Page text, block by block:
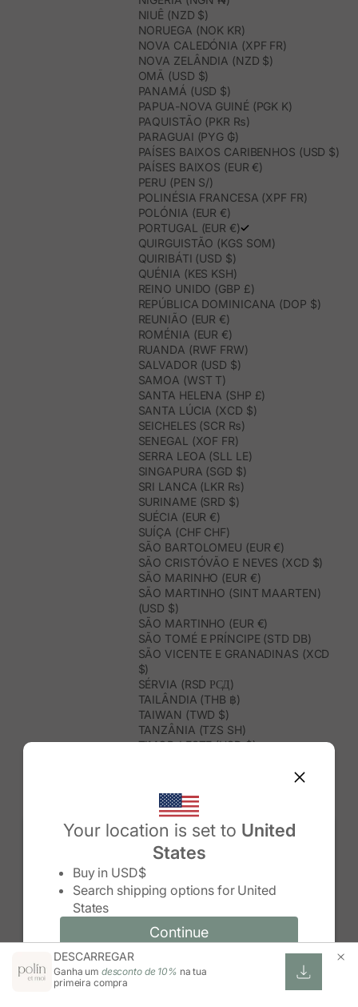
Your location is set to United
States
Buy in USD$
Search shipping options for United
States
Continue
Change country/region and language
Change country/region
Continue
NIUÊ (NZD $)
NORUEGA (NOK KR)
NOVA CALEDÓNIA (XPF FR)
NOVA ZELÂNDIA (NZD $)
OMÃ (USD $)
PANAMÁ (USD $)
PAPUA-NOVA GUINÉ (PGK K)
PAQUISTÃO (PKR ₨)
PARAGUAI (PYG ₲)
PAÍSES BAIXOS CARIBENHOS (USD $)
PAÍSES BAIXOS (EUR €)
PERU (PEN S/)
POLINÉSIA FRANCESA (XPF FR)
POLÓNIA (EUR €)
PORTUGAL (EUR €)
QUIRGUISTÃO (KGS SOM)
QUIRIBÁTI (USD $)
QUÉNIA (KES KSH)
REINO UNIDO (GBP £)
REPÚBLICA DOMINICANA (DOP $)
REUNIÃO (EUR €)
ROMÉNIA (EUR €)
RUANDA (RWF FRW)
SALVADOR (USD $)
SAMOA (WST T)
SANTA HELENA (SHP £)
SANTA LÚCIA (XCD $)
SEICHELES (SCR ₨)
SENEGAL (XOF FR)
SERRA LEOA (SLL LE)
SINGAPURA (SGD $)
SRI LANCA (LKR ₨)
SURINAME (SRD $)
SUÉCIA (EUR €)
SUÍÇA (CHF CHF)
SÃO BARTOLOMEU (EUR €)
SÃO CRISTÓVÃO E NEVES (XCD $)
SÃO MARINHO (EUR €)
SÃO MARTINHO (SINT MAARTEN)
(USD $)
SÃO MARTINHO (EUR €)
SÃO TOMÉ E PRÍNCIPE (STD DB)
SÃO VICENTE E GRANADINAS (XCD
$)
SÉRVIA (RSD РСД)
TAILÂNDIA (THB ฿)
TAIWAN (TWD $)
TANZÂNIA (TZS SH)
TIMOR-LESTE (USD $)
TRINDADE E TOBAGO (TTD $)
TUNÍSIA (USD $)
TURQUEMENISTÃO (USD $)
TURQUIA (TRY ₺)
TUVALU (AUD $)
UGANDA (UGX USH)
URUGUAI (UYU $U)
USBEQUISTÃO (UZS SO'M)
VENEZUELA (USD $)
VIETNAME (VND ₫)
WALLIS E FUTUNA (XPF FR)
ZIMBABUÉ (USD $)
DESCARREGAR
Ganha um desconto de 10% na tua
primeira compra